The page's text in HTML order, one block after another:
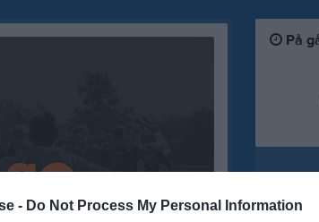
- Do Not Process My Personal Information
På